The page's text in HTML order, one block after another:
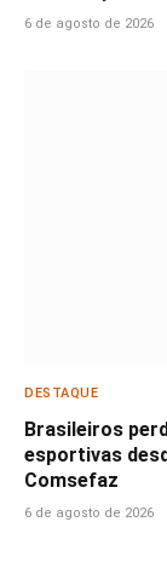
6 de agosto de 2026
DESTAQUE
Brasileiros
esportivas
Comsefaz
6 de agosto de 2026